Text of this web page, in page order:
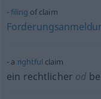
filing of claim
a rightful claim
ein rechtlicher od